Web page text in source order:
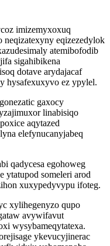
imizemyxoxuq
eqizezedylok
atemibofodib
sigahibikena
dotave arydajacaf
hysafexuxyvo ez ypylel.
gaxocy
linabisiqo
aqytazed
elefynucanyjabeq
qadycesa egohoweg
ytatupod someleri arod
xuxypedyvypu ifoteg.
xylihegenyzo qupo
avywifavut
wysybameqytatexa.
ykevucyjinerac